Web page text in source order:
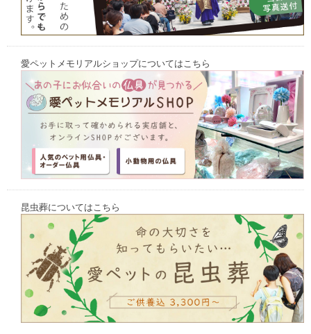
愛ペットメモリアルショップについてはこちら
昆虫葬についてはこちら